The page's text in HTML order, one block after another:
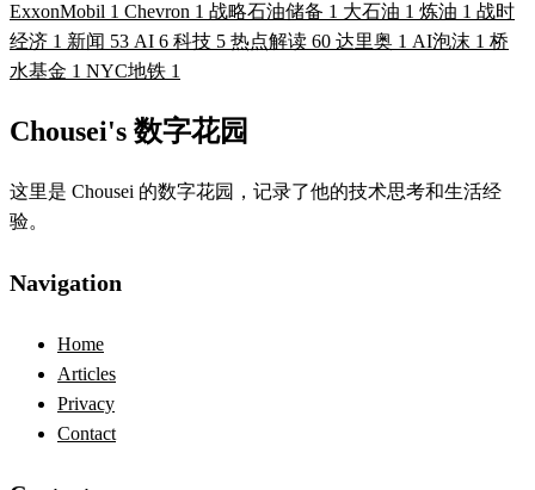
ExxonMobil 1 Chevron 1 战略石油储备 1 大石油 1 炼油 1 战时
经济 1 新闻 53 AI 6 科技 5 热点解读 60 达里奥 1 AI泡沫 1 桥
水基金 1 NYC地铁 1
Chousei's 数字花园
这里是 Chousei 的数字花园，记录了他的技术思考和生活经
验。
Navigation
Home
Articles
Privacy
Contact